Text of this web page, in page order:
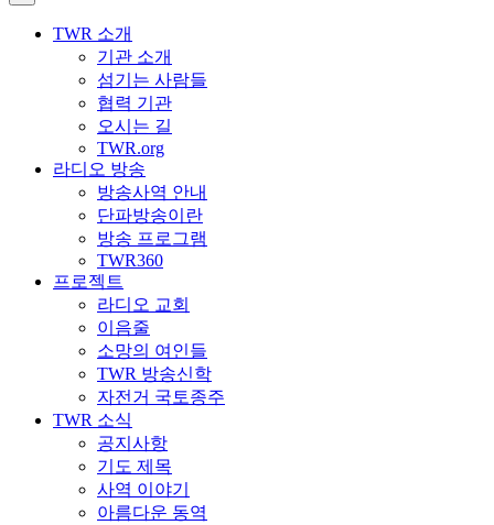
TWR 소개
기관 소개
섬기는 사람들
협력 기관
오시는 길
TWR.org
라디오 방송
방송사역 안내
단파방송이란
방송 프로그램
TWR360
프로젝트
라디오 교회
이음줄
소망의 여인들
TWR 방송신학
자전거 국토종주
TWR 소식
공지사항
기도 제목
사역 이야기
아름다운 동역